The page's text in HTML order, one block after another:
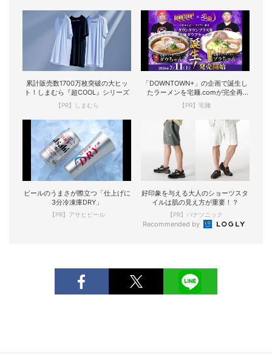
累計販売数1700万枚突破の大ヒッ
ト！しまむら『超COOL』シリーズ
【PR】しまむら
「DOWNTOWN+」の企画で誕生し
たラーメンを宅麺.comが完全再
現！
【PR】宅麺
ビールのうまさが際立つ「仕上げに
3分冷凍庫DRY」
【PR】アサヒビール
好印象を与える大人のショーツスタ
イルは肌の見え方が重要！？
【PR】パナソニック
Recommended by